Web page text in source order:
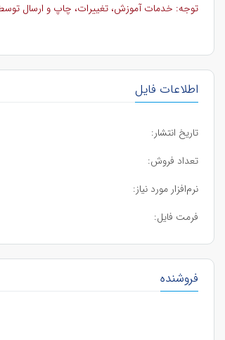
توجه: خدمات آموزش، تغییرات، چاپ و ارسال توسط
اطلاعات فایل
تاریخ انتشار:
تعداد فروش:
نرم‌افزار مورد نیاز:
فرمت فایل:
فروشنده